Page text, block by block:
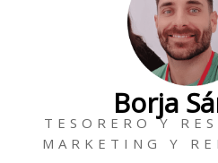
Borja
TESORERO Y
MARKETING Y